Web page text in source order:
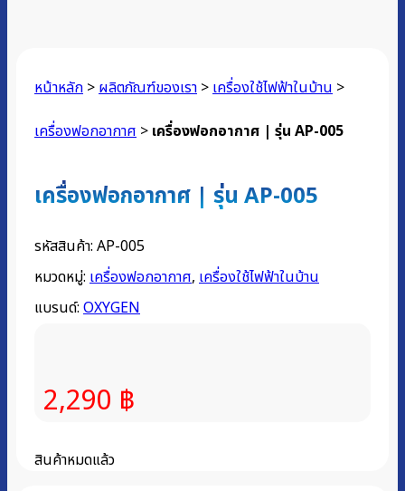
หน้าหลัก >ผลิตภัณฑ์ของเรา >เครื่องใช้ไฟฟ้าในบ้าน >
เครื่องฟอกอากาศ > เครื่องฟอกอากาศ | รุ่น AP-005
เครื่องฟอกอากาศ | รุ่น AP-005
รหัสสินค้า: AP-005
หมวดหมู่: เครื่องฟอกอากาศ, เครื่องใช้ไฟฟ้าในบ้าน
แบรนด์: OXYGEN
2,290 ฿
สินค้าหมดแล้ว